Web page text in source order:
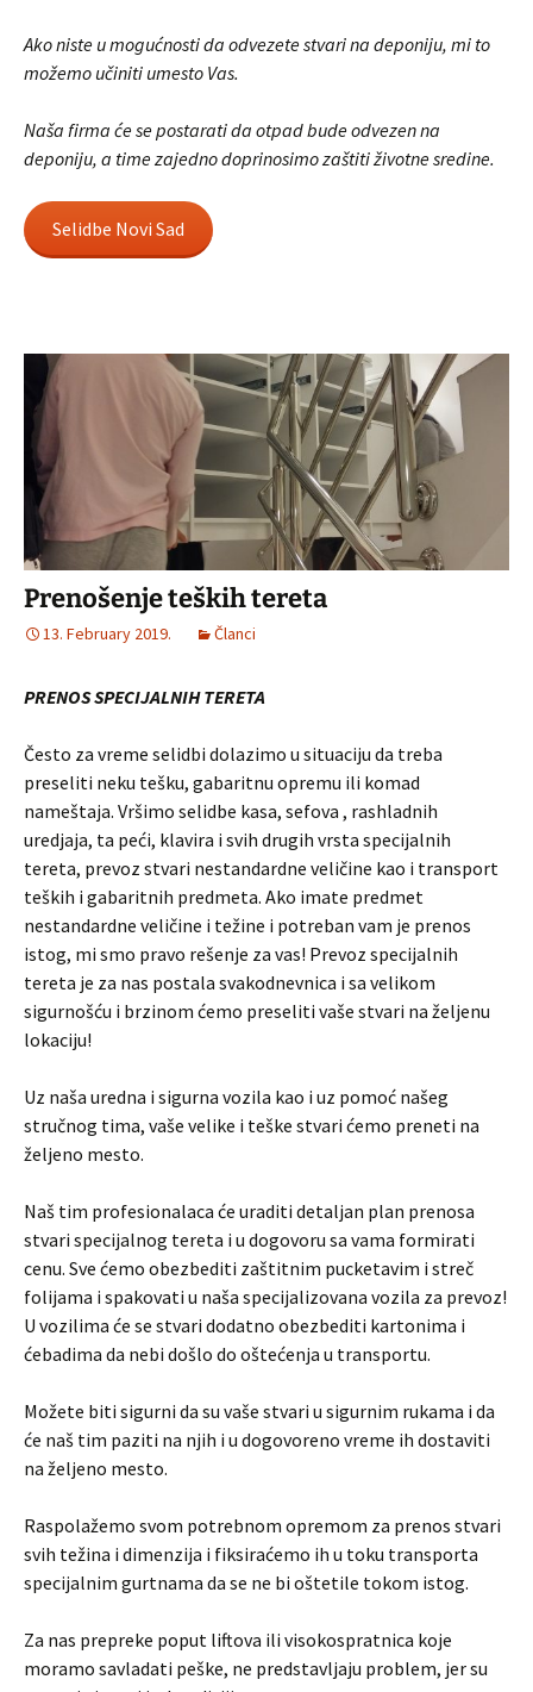
Ako niste u mogućnosti da odvezete stvari na deponiju, mi to
možemo učiniti umesto Vas.
Naša firma će se postarati da otpad bude odvezen na
deponiju, a time zajedno doprinosimo zaštiti životne sredine.
Selidbe Novi Sad
Prenošenje teških tereta
13. February 2019. Članci
PRENOS SPECIJALNIH TERETA
Često za vreme selidbi dolazimo u situaciju da treba
preseliti neku tešku, gabaritnu opremu ili komad
nameštaja. Vršimo selidbe kasa, sefova , rashladnih
uredjaja, ta peći, klavira i svih drugih vrsta specijalnih
tereta, prevoz stvari nestandardne veličine kao i transport
teških i gabaritnih predmeta. Ako imate predmet
nestandardne veličine i težine i potreban vam je prenos
istog, mi smo pravo rešenje za vas! Prevoz specijalnih
tereta je za nas postala svakodnevnica i sa velikom
sigurnošću i brzinom ćemo preseliti vaše stvari na željenu
lokaciju!
Uz naša uredna i sigurna vozila kao i uz pomoć našeg
stručnog tima, vaše velike i teške stvari ćemo preneti na
željeno mesto.
Naš tim profesionalaca će uraditi detaljan plan prenosa
stvari specijalnog tereta i u dogovoru sa vama formirati
cenu. Sve ćemo obezbediti zaštitnim pucketavim i streč
folijama i spakovati u naša specijalizovana vozila za prevoz!
U vozilima će se stvari dodatno obezbediti kartonima i
ćebadima da nebi došlo do oštećenja u transportu.
Možete biti sigurni da su vaše stvari u sigurnim rukama i da
će naš tim paziti na njih i u dogovoreno vreme ih dostaviti
na željeno mesto.
Raspolažemo svom potrebnom opremom za prenos stvari
svih težina i dimenzija i fiksiraćemo ih u toku transporta
specijalnim gurtnama da se ne bi oštetile tokom istog.
Za nas prepreke poput liftova ili visokospratnica koje
moramo savladati peške, ne predstavljaju problem, jer su